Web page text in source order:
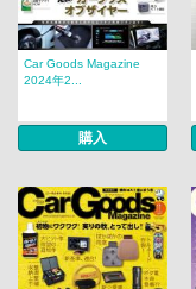
Car Goods Magazine
2024年2...
購入